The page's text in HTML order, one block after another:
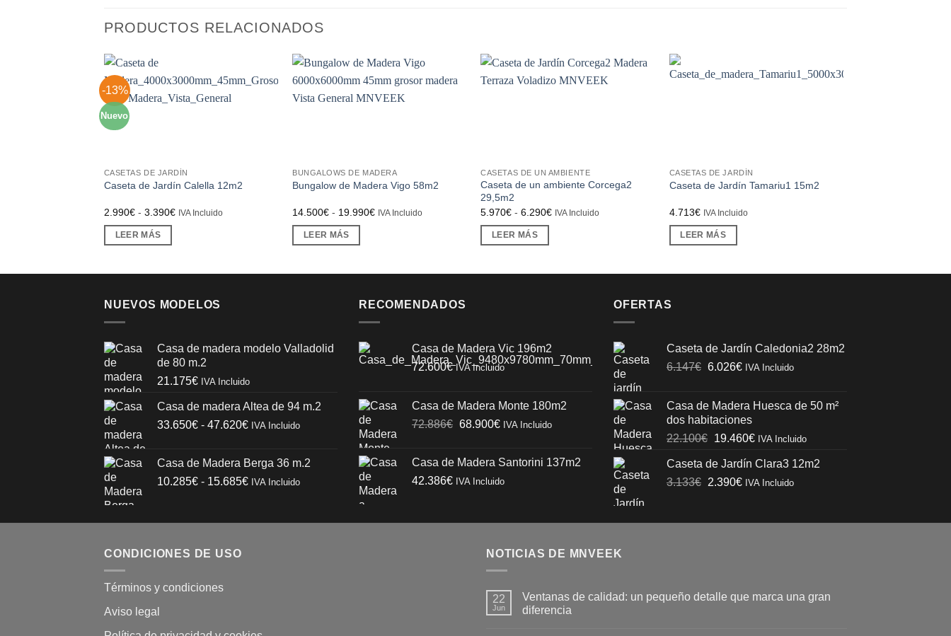
PRODUCTOS RELACIONADOS
-13%
Nuevo
CASETAS DE JARDÍN
Caseta de Jardín Calella 12m2
2.990€ - 3.390€Rango
IVA Incluido
LEER MÁS
BUNGALOWS DE MADERA
Bungalow de Madera Vigo 58m2
14.500€ - 19.990€Rango
IVA Incluido
LEER MÁS
CASETAS DE UN AMBIENTE
Caseta de un ambiente Corcega2
29,5m2
5.970€ - 6.290€Rango
IVA Incluido
LEER MÁS
CASETAS DE JARDÍN
Caseta de Jardín Tamariu1 15m2
4.713€ IVA Incluido
LEER MÁS
NUEVOS MODELOS
Casa de madera modelo Valladolid
de 80 m.2
21.175€ IVA Incluido
Casa de madera Altea de 94 m.2
33.650€ - 47.620€Rango
desde
33.650€
IVA Incluido
Casa de Madera Berga 36 m.2
10.285€ - 15.685€Rango
desde
IVA Incluido
RECOMENDADOS
Casa de Madera Vic 196m2
72.600€ IVA Incluido
Casa de Madera Monte 180m2
72.886€ El
era:
72.886€.
68.900€El
es:
68.900€.
IVA Incluido
Casa de Madera Santorini 137m2
42.386€ IVA Incluido
OFERTAS
Caseta de Jardín Caledonia2 28m2
6.147€ El
era:
6.147€.
6.026€El
es:
6.026€.
IVA Incluido
Casa de Madera Huesca de 50 m²
dos habitaciones
22.100€ El
original
era:
19.460€El
actual
es:
IVA Incluido
Caseta de Jardín Clara3 12m2
3.133€ El
era:
2.390€El
es:
IVA Incluido
CONDICIONES DE USO
Términos y condiciones
Aviso legal
NOTICIAS DE MNVEEK
22
Jun
Ventanas de calidad: un pequeño detalle que marca una gran
diferencia